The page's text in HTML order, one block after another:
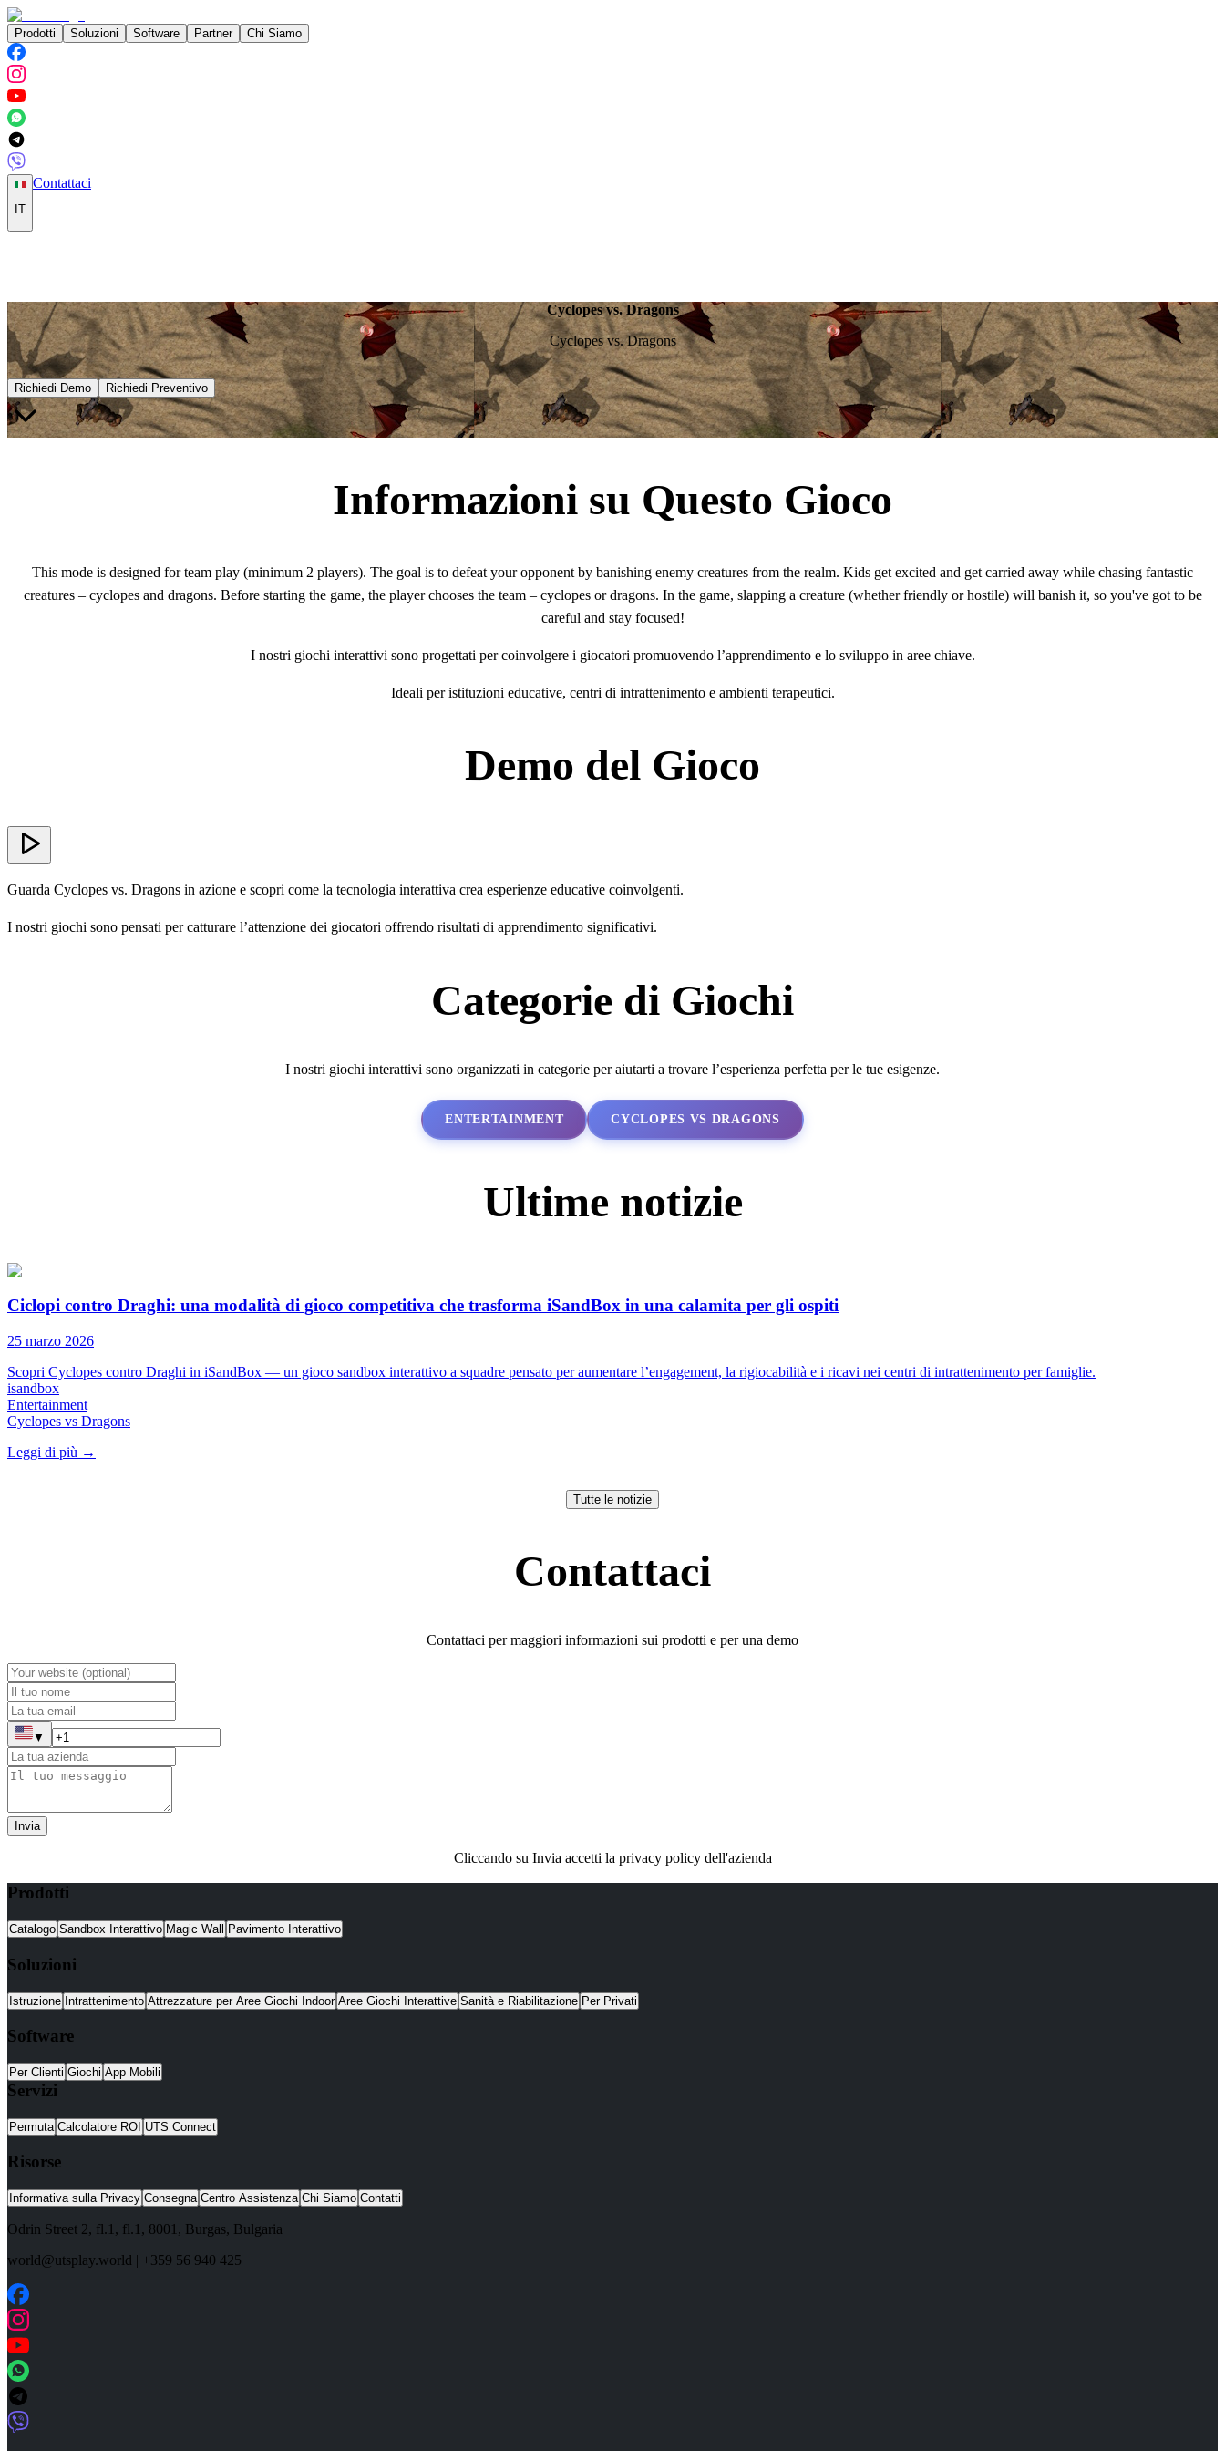
Prodotti Soluzioni Software Partner Chi Siamo
IT
Contattaci
Cyclopes vs. Dragons
Cyclopes vs. Dragons
Richiedi Demo Richiedi Preventivo
Informazioni su Questo Gioco
This mode is designed for team play (minimum 2 players). The goal is to defeat your opponent by banishing enemy creatures from the realm. Kids get excited and get carried away while chasing fantastic
creatures – cyclopes and dragons. Before starting the game, the player chooses the team – cyclopes or dragons. In the game, slapping a creature (whether friendly or hostile) will banish it, so you've got to be
careful and stay focused!
I nostri giochi interattivi sono progettati per coinvolgere i giocatori promuovendo l’apprendimento e lo sviluppo in aree chiave.
Ideali per istituzioni educative, centri di intrattenimento e ambienti terapeutici.
Demo del Gioco
Guarda Cyclopes vs. Dragons in azione e scopri come la tecnologia interattiva crea esperienze educative coinvolgenti.
I nostri giochi sono pensati per catturare l’attenzione dei giocatori offrendo risultati di apprendimento significativi.
Categorie di Giochi
I nostri giochi interattivi sono organizzati in categorie per aiutarti a trovare l’esperienza perfetta per le tue esigenze.
ENTERTAINMENT CYCLOPES VS DRAGONS
Ultime notizie
Ciclopi contro Draghi: una modalità di gioco competitiva che trasforma iSandBox in una calamita per gli ospiti
25 marzo 2026
Scopri Cyclopes contro Draghi in iSandBox — un gioco sandbox interattivo a squadre pensato per aumentare l’engagement, la rigiocabilità e i ricavi nei centri di intrattenimento per famiglie.
isandbox
Entertainment
Cyclopes vs Dragons
Leggi di più →
Tutte le notizie
Contattaci
Contattaci per maggiori informazioni sui prodotti e per una demo
▼
Invia
Cliccando su Invia accetti la privacy policy dell'azienda
Prodotti
Catalogo Sandbox Interattivo Magic Wall Pavimento Interattivo
Soluzioni
Istruzione Intrattenimento Attrezzature per Aree Giochi Indoor Aree Giochi Interattive Sanità e Riabilitazione Per Privati
Software
Per Clienti Giochi App Mobili
Servizi
Permuta Calcolatore ROI UTS Connect
Risorse
Informativa sulla Privacy Consegna Centro Assistenza Chi Siamo Contatti
Odrin Street 2, fl.1 , fl.1, 8001 , Burgas, Bulgaria
world@utsplay.world | +359 56 940 425